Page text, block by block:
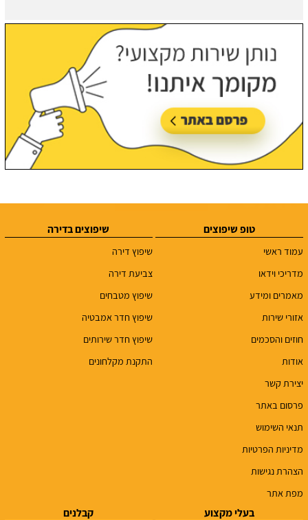
טופ שיפוצים
עמוד ראשי
מדריכי וידאו
מאמרים ומידע
אזורי שירות
חוזים והסכמים
אודות
יצירת קשר
פרסום באתר
תנאי השימוש
מדיניות הפרטיות
הצהרת נגישות
מפת אתר
שיפוצים בדירה
שיפוץ דירה
צביעת דירה
שיפוץ מטבחים
שיפוץ חדר אמבטיה
שיפוץ חדר שירותים
התקנת מקלחונים
בעלי מקצוע קבלנים